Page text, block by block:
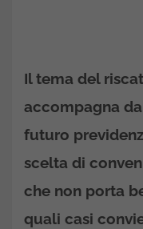
Il tema del
accompagna
futuro
scelta di
che non porta
quali casi